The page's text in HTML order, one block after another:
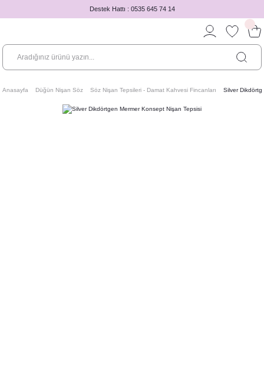
Destek Hattı : 0535 645 74 14
Anasayfa Düğün Nişan Söz Söz Nişan Tepsileri - Damat Kahvesi Fincanları Silver